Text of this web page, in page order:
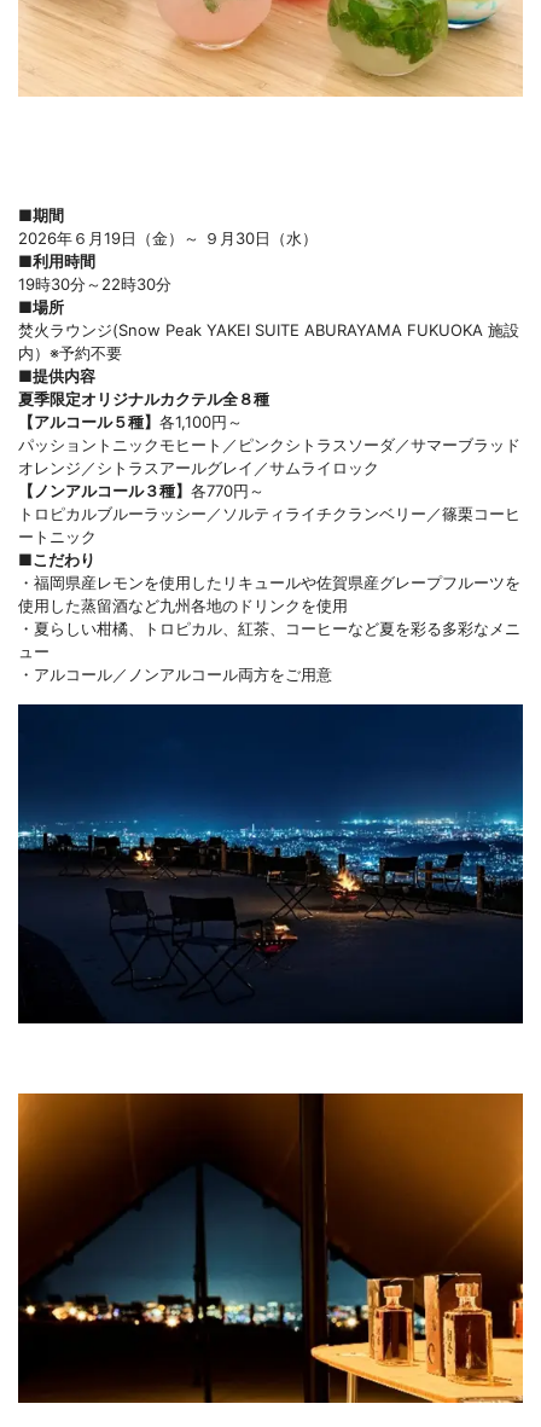
■期間
2026年６月19日（金）～ ９月30日（水）
■利用時間
19時30分～22時30分
■場所
焚火ラウンジ(Snow Peak YAKEI SUITE ABURAYAMA FUKUOKA 施設
内）※予約不要
■提供内容
夏季限定オリジナルカクテル全８種
【アルコール５種】 各1,100円～
パッショントニックモヒート／ピンクシトラスソーダ／サマーブラッド
オレンジ／シトラスアールグレイ／サムライロック
【ノンアルコール３種】 各770円～
トロピカルブルーラッシー／ソルティライチクランベリー／篠栗コーヒ
ートニック
■こだわり
・福岡県産レモンを使用したリキュールや佐賀県産グレープフルーツを
使用した蒸留酒など九州各地のドリンクを使用
・夏らしい柑橘、トロピカル、紅茶、コーヒーなど夏を彩る多彩なメニ
ュー
・アルコール／ノンアルコール両方をご用意